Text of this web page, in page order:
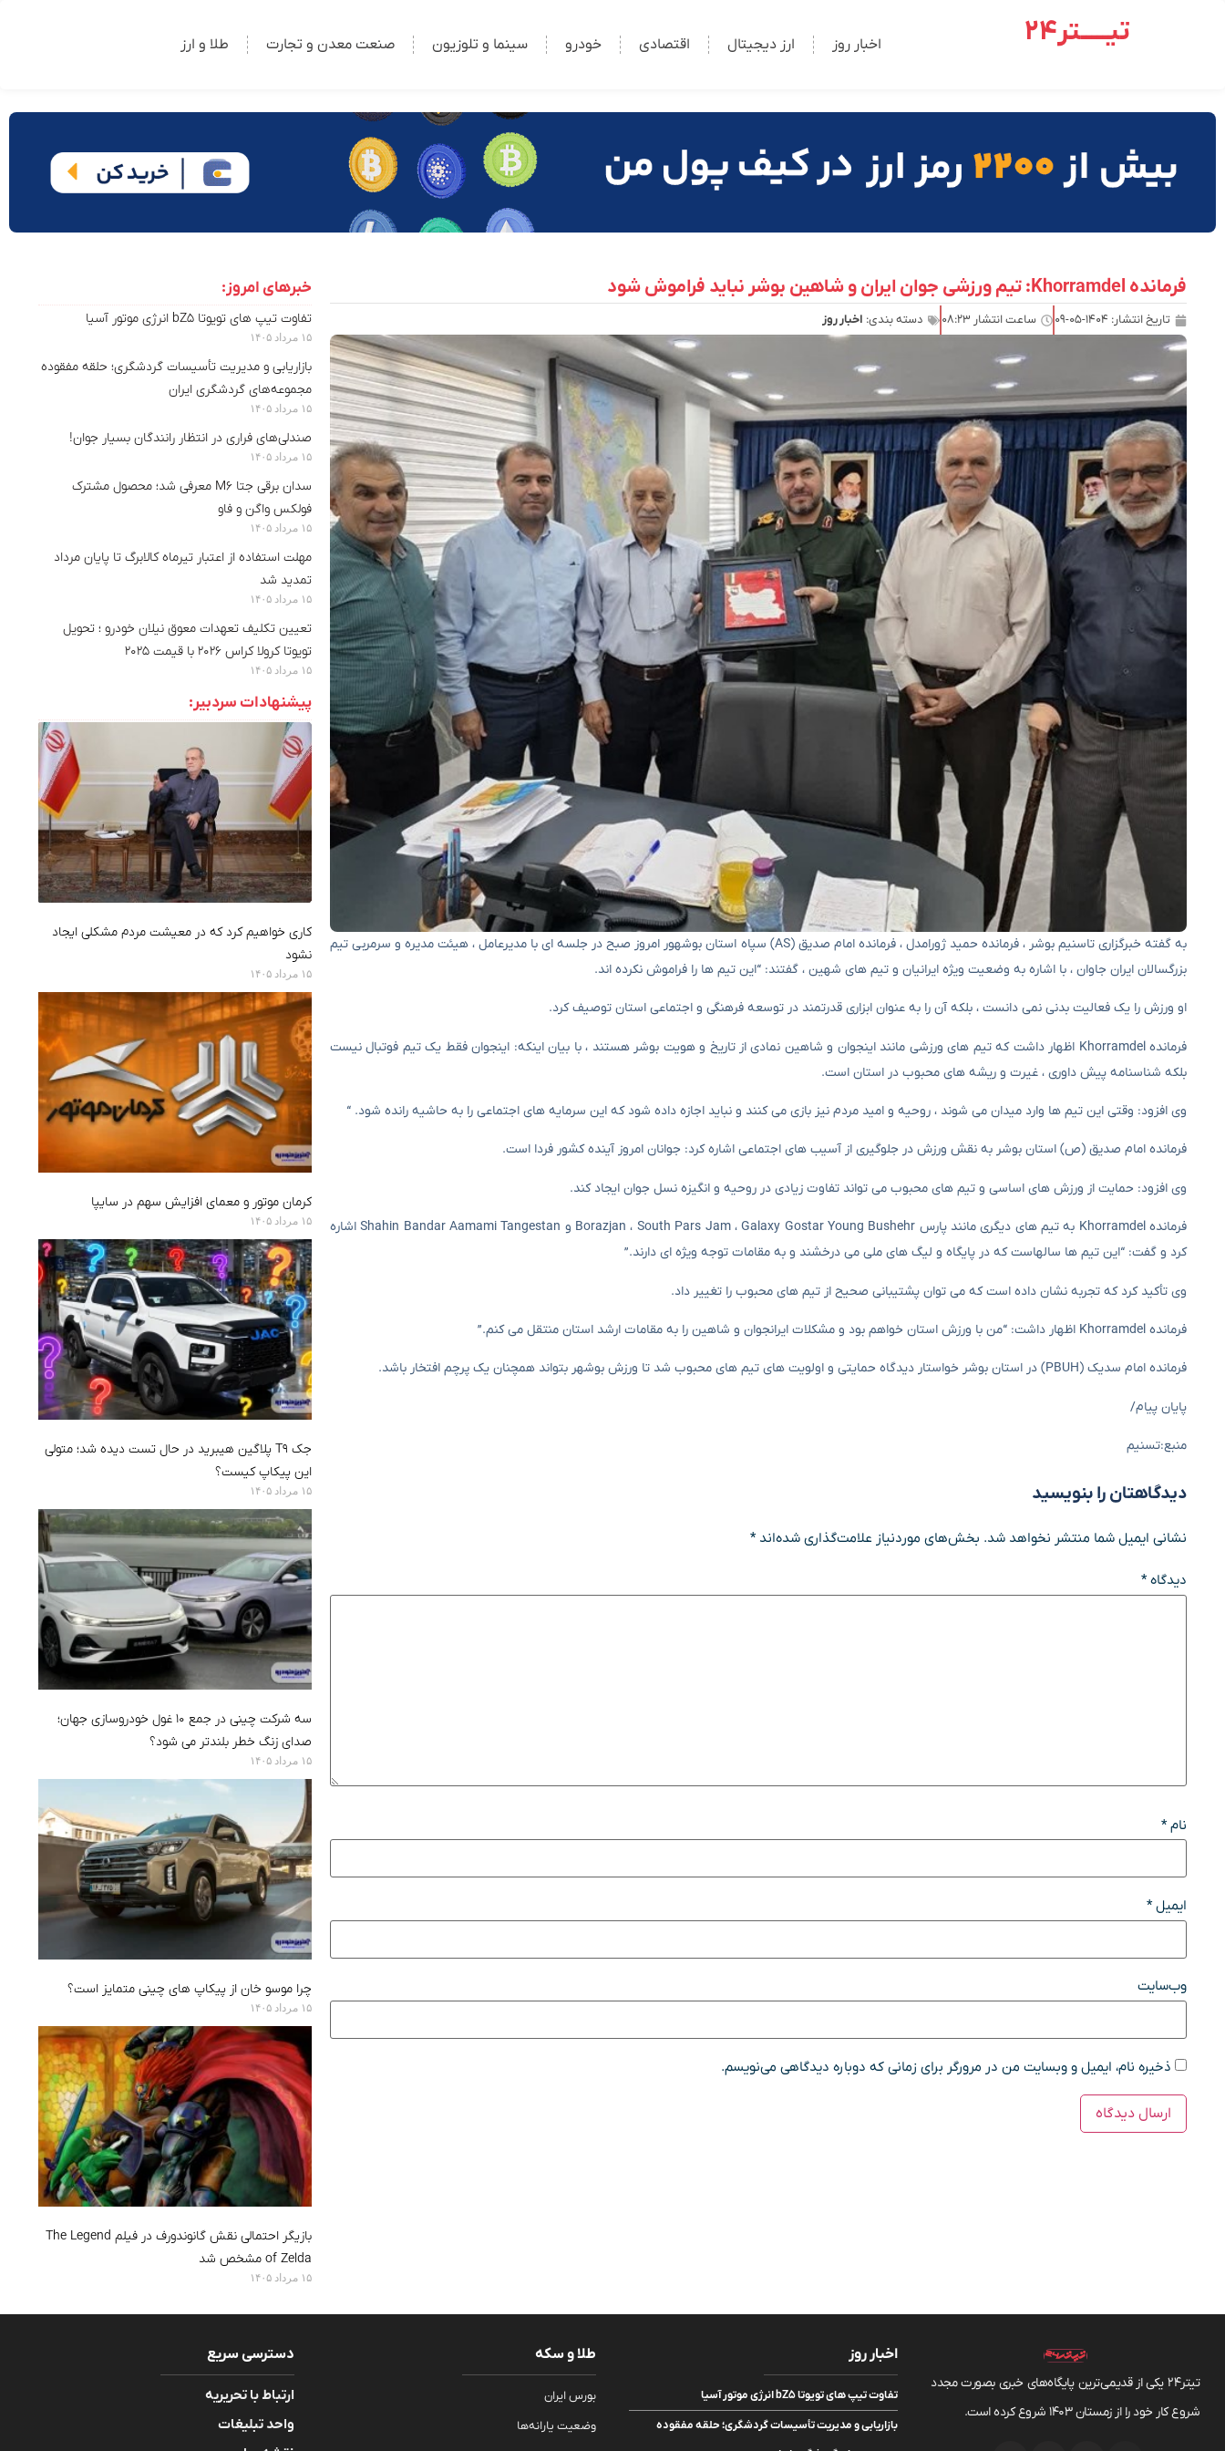
تیـــــتر24 اخبار روز ارز دیجیتال اقتصادی خودرو سینما و تلوزیون صنعت معدن و تجارت طلا و ارز
فرمانده Khorramdel: تیم ورزشی جوان ایران و شاهین بوشر نباید فراموش شود
تاریخ انتشار: ۱۴۰۴-۰۵-۰۹ ساعت انتشار ۰۸:۲۳ دسته بندی: اخبار روز
به گفته خبرگزاری تاسنیم بوشر ، فرمانده حمید ژورامدل ، فرمانده امام صدیق (AS) سپاه استان بوشهور امروز صبح در جلسه ای با مدیرعامل ، هیئت مدیره و سرمربی تیم
بزرگسالان ایران جاوان ، با اشاره به وضعیت ویژه ایرانیان و تیم های شهین ، گفتند: “این تیم ها را فراموش نکرده اند.
او ورزش را یک فعالیت بدنی نمی دانست ، بلکه آن را به عنوان ابزاری قدرتمند در توسعه فرهنگی و اجتماعی استان توصیف کرد.
فرمانده Khorramdel اظهار داشت که تیم های ورزشی مانند اینجوان و شاهین نمادی از تاریخ و هویت بوشر هستند ، با بیان اینکه: اینجوان فقط یک تیم فوتبال نیست
بلکه شناسنامه پیش داوری ، غیرت و ریشه های محبوب در استان است.
وی افزود: وقتی این تیم ها وارد میدان می شوند ، روحیه و امید مردم نیز بازی می کنند و نباید اجازه داده شود که این سرمایه های اجتماعی را به حاشیه رانده شود. “
فرمانده امام صدیق (ص) استان بوشر به نقش ورزش در جلوگیری از آسیب های اجتماعی اشاره کرد: جوانان امروز آینده کشور فردا است.
وی افزود: حمایت از ورزش های اساسی و تیم های محبوب می تواند تفاوت زیادی در روحیه و انگیزه نسل جوان ایجاد کند.
فرمانده Khorramdel به تیم های دیگری مانند پارس Borazjan ، South Pars Jam ، Galaxy Gostar Young Bushehr و Shahin Bandar Aamami Tangestan اشاره
کرد و گفت: “این تیم ها سالهاست که در پایگاه و لیگ های ملی می درخشند و به مقامات توجه ویژه ای دارند.”
وی تأکید کرد که تجربه نشان داده است که می توان پشتیبانی صحیح از تیم های محبوب را تغییر داد.
فرمانده Khorramdel اظهار داشت: “من با ورزش استان خواهم بود و مشکلات ایرانجوان و شاهین را به مقامات ارشد استان منتقل می کنم.”
فرمانده امام سدیک (PBUH) در استان بوشر خواستار دیدگاه حمایتی و اولویت های تیم های محبوب شد تا ورزش بوشهر بتواند همچنان یک پرچم افتخار باشد.
پایان پیام/
منبع:تسنیم
دیدگاهتان را بنویسید
نشانی ایمیل شما منتشر نخواهد شد. بخش‌های موردنیاز علامت‌گذاری شده‌اند*
دیدگاه*
نام*
ایمیل*
وب‌سایت
ذخیره نام، ایمیل و وبسایت من در مرورگر برای زمانی که دوباره دیدگاهی می‌نویسم.
خبرهای امروز:
تفاوت تیپ های تویوتا bZ5 انرژی موتور آسیا
۱۵ مرداد ۱۴۰۵
بازاریابی و مدیریت تأسیسات گردشگری؛ حلقه مفقوده
مجموعه‌های گردشگری ایران
۱۵ مرداد ۱۴۰۵
صندلی‌های فراری در انتظار رانندگان بسیار جوان!
۱۵ مرداد ۱۴۰۵
سدان برقی جتا M6 معرفی شد؛ محصول مشترک
فولکس واگن و فاو
۱۵ مرداد ۱۴۰۵
مهلت استفاده از اعتبار تیرماه کالابرگ تا پایان مرداد
تمدید شد
۱۵ مرداد ۱۴۰۵
تعیین تکلیف تعهدات معوق نیلان خودرو ؛ تحویل
تویوتا کرولا کراس ۲۰۲۶ با قیمت ۲۰۲۵
۱۵ مرداد ۱۴۰۵
پیشنهادات سردبیر:
کاری خواهیم کرد که در معیشت مردم مشکلی ایجاد
نشود
۱۵ مرداد ۱۴۰۵
کرمان موتور و معمای افزایش سهم در سایپا
۱۵ مرداد ۱۴۰۵
جک T9 پلاگین هیبرید در حال تست دیده شد؛ متولی
این پیکاپ کیست؟
۱۵ مرداد ۱۴۰۵
سه شرکت چینی در جمع ۱۰ غول خودروسازی جهان؛
صدای زنگ خطر بلندتر می شود؟
۱۵ مرداد ۱۴۰۵
چرا موسو خان از پیکاپ های چینی متمایز است؟
۱۵ مرداد ۱۴۰۵
بازیگر احتمالی نقش گانوندورف در فیلم The Legend
of Zelda مشخص شد
۱۵ مرداد ۱۴۰۵
تیتر24 یکی از قدیمی‌ترین پایگاه‌های خبری بصورت مجدد
شروع کار خود را از زمستان 1403 شروع کرده است.
اخبار روز
تفاوت تیپ های تویوتا bZ5 انرژی موتور آسیا
بازاریابی و مدیریت تأسیسات گردشگری؛ حلقه مفقوده
طلا و سکه
بورس ایران
وضعیت یارانه‌ها
دسترسی سریع
ارتباط با تحریریه
واحد تبلیغات